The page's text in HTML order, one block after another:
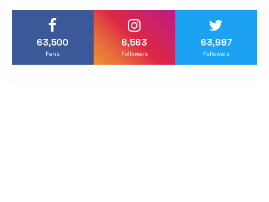
63,500
Fans
6,563
Followers
63,987
Followers